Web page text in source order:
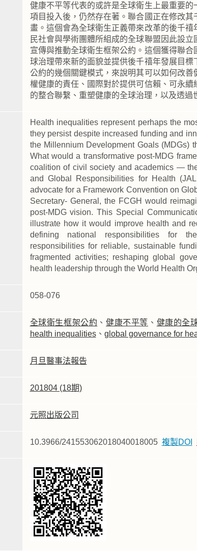
健康不平等代表的或許是全球衛生上最重要
項目投入後，仍然存在著。聯合國正在修改
畫。這個會為全球衛生正義帶來改革的後千
民社會與學術團體所組成的全球聯盟因此設
宣傳與推動全球衛生框架公約。這個獲得聯
球治理帶來新的面貌並提供後千禧年發展目
公約的幾個關鍵模式，來說明其可以如何改
權健康的責任、國際對於提供可信賴、可永
的整合聯繫、重塑健康的全球治理，以及透
Health inequalities represent perhaps the
they persist despite increased funding and
the Millennium Development Goals (MDGs)
What would a transformative post-MDG
coalition of civil society and academics —
and Global Responsibilities for Health
advocate for a Framework Convention on
Secretary- General, the FCGH would
post-MDG vision. This Special
illustrate how it would improve health and
defining national responsibilities for
responsibilities for reliable, sustainable
fragmented activities; reshaping global
health leadership through the World Health
058-076
全球衛生框架公約 、 健康不平等 、 健康的全
health inequalities、 global governance for
月旦醫事法報告
201804 (18期)
元照出版公司
10.3966/241553062018040018005 複製DOI